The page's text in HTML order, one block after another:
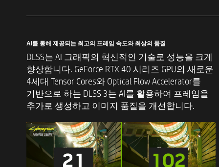
그래픽
AI를 통해 제공되는 최고의 프레임 속도와 최상의 품질
DLSS는 AI 그래픽의 혁신적인 기술로 성능을 크게
향상합니다. GeForce RTX 40 시리즈 GPU의 새로운
4세대 Tensor Cores와 Optical Flow Accelerator를
기반으로 하는 DLSS 3는 AI를 활용하여 프레임을
추가로 생성하고 이미지 품질을 개선합니다.​ ​